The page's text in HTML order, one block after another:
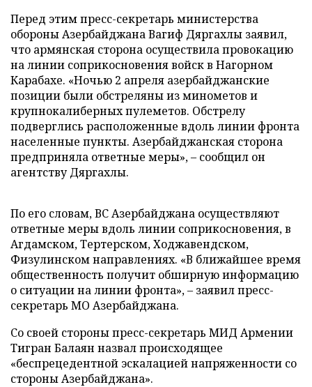
Перед этим пресс-секретарь министерства
обороны Азербайджана Вагиф Дяргахлы заявил,
что армянская сторона осуществила провокацию
на линии соприкосновения войск в Нагорном
Карабахе. «Ночью 2 апреля азербайджанские
позиции были обстреляны из минометов и
крупнокалиберных пулеметов. Обстрелу
подверглись расположенные вдоль линии фронта
населенные пункты. Азербайджанская сторона
предприняла ответные меры», – сообщил он
агентству Дяргахлы.
По его словам, ВС Азербайджана осуществляют
ответные меры вдоль линии соприкосновения, в
Агдамском, Тертерском, Ходжавендском,
Физулинском направлениях. «В ближайшее время
общественность получит обширную информацию
о ситуации на линии фронта», – заявил пресс-
секретарь МО Азербайджана.
Со своей стороны пресс-секретарь МИД Армении
Тигран Балаян назвал происходящее
«беспрецедентной эскалацией напряженности со
стороны Азербайджана».